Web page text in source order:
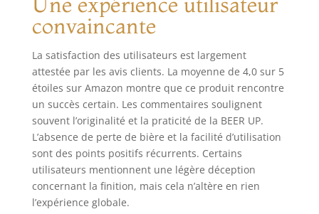
fraîche ! FACILE
transportable est
compatible avec
TOUS les fûts de 5L
Beertender
disponibles dans
le commerce. Une
fois le fût dans la
glacière et kit-
tireuse monté sur
le fût, le
convaincante
La satisfaction des utilisateurs est largement
attestée par les avis clients. La moyenne de 4,0 sur 5
étoiles sur Amazon montre que ce produit rencontre
un succès certain. Les commentaires soulignent
souvent l’originalité et la praticité de la BEER UP.
L’absence de perte de bière et la facilité d’utilisation
sont des points positifs récurrents. Certains
utilisateurs mentionnent une légère déception
concernant la finition, mais cela n’altère en rien
l’expérience globale.